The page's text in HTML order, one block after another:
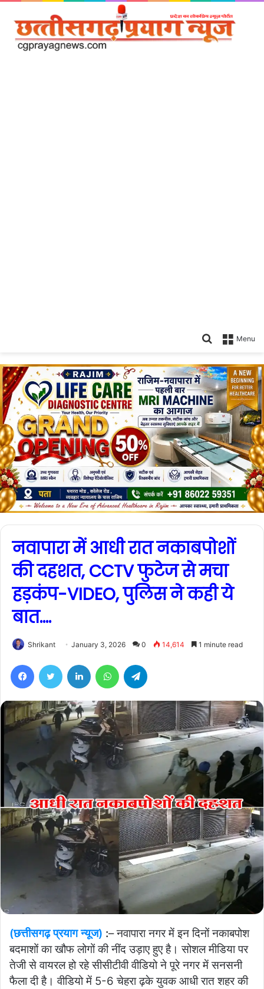
Menu
Search
नवापारा में आधी रात नकाबपोशों
की दहशत, CCTV फुटेज से मचा
हड़कंप-VIDEO, पुलिस ने कही ये
बात….
Shrikant January 3, 2026 0 14,614 1 minute read
(छत्तीसगढ़ प्रयाग न्यूज) :– नवापारा नगर में इन दिनों नकाबपोश
बदमाशों का खौफ लोगों की नींद उड़ाए हुए है। सोशल मीडिया पर
तेजी से वायरल हो रहे सीसीटीवी वीडियो ने पूरे नगर में सनसनी
फैला दी है। वीडियो में 5-6 चेहरा ढ़के युवक आधी रात शहर की